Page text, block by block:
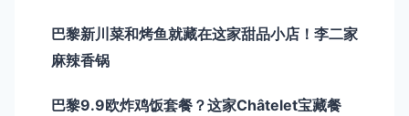
巴黎新川菜和烤鱼就藏在这家甜品小店！李二家
麻辣香锅
巴黎9.9欧炸鸡饭套餐？这家Châtelet宝藏餐